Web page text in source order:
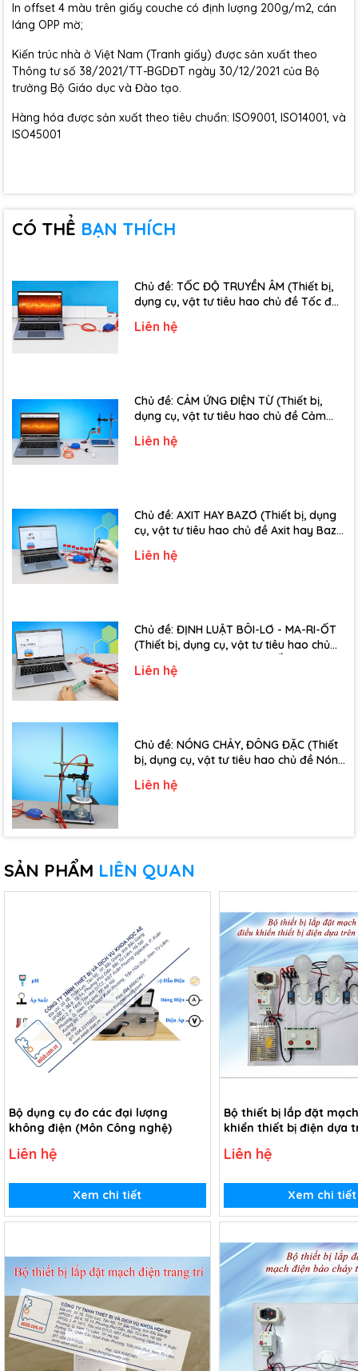
In offset 4 màu trên giấy couche có định lượng 200g/m2, cán
láng OPP mờ;
Kiến trúc nhà ở Việt Nam (Tranh giấy) được sản xuất theo
Thông tư số 38/2021/TT-BGDĐT ngày 30/12/2021 của Bộ
trưởng Bộ Giáo dục và Đào tạo.
Hàng hóa được sản xuất theo tiêu chuẩn: ISO9001, ISO14001, và
ISO45001
CÓ THỂ BẠN THÍCH
Chủ đề: TỐC ĐỘ TRUYỀN ÂM (Thiết bị,
dụng cụ, vật tư tiêu hao chủ đề Tốc độ
Liên hệ
Chủ đề: CẢM ỨNG ĐIỆN TỪ (Thiết bị,
dụng cụ, vật tư tiêu hao chủ đề Cảm
Liên hệ
Chủ đề: AXIT HAY BAZƠ (Thiết bị, dụng
cụ, vật tư tiêu hao chủ đề Axit hay Bazơ
Liên hệ
Chủ đề: ĐỊNH LUẬT BÔI-LƠ - MA-RI-ỐT
(Thiết bị, dụng cụ, vật tư tiêu hao chủ
Liên hệ
Chủ đề: NÓNG CHẢY, ĐÔNG ĐẶC (Thiết
bị, dụng cụ, vật tư tiêu hao chủ đề Nóng
Liên hệ
SẢN PHẨM LIÊN QUAN
Bộ dụng cụ đo các đại lượng
không điện (Môn Công nghệ)
Liên hệ
Xem chi tiết
Bộ thiết bị lắp đặt
khiển thiết bị điện dựa
Liên hệ
Xem chi tiết